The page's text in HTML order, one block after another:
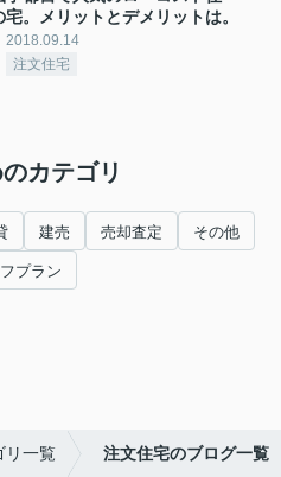
宅。メリットとデメリットは。
2018.09.14
注文住宅
カテゴリ
建売 売却査定 その他
プラン
リ一覧 注文住宅のブログ一覧